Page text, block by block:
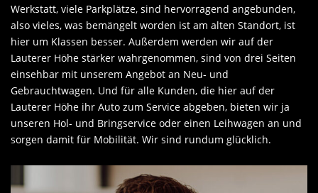
Werkstatt, viele Parkplätze, sind hervorragend angebunden,
also vieles, was bemängelt worden ist am alten Standort, ist
hier um Klassen besser. Außerdem werden wir auf der
Lauterer Höhe stärker wahrgenommen, sind von drei Seiten
einsehbar mit unserem Angebot an Neu- und
Gebrauchtwagen. Und für alle Kunden, die hier auf der
Lauterer Höhe ihr Auto zum Service abgeben, bieten wir ja
unseren Hol- und Bringservice oder einen Leihwagen an und
sorgen damit für Mobilität. Wir sind rundum glücklich.